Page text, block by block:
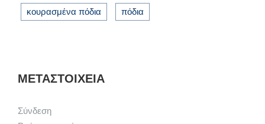
κουρασμένα πόδια πόδια
ΜΕΤΑΣΤΟΙΧΕΊΑ
Σύνδεση